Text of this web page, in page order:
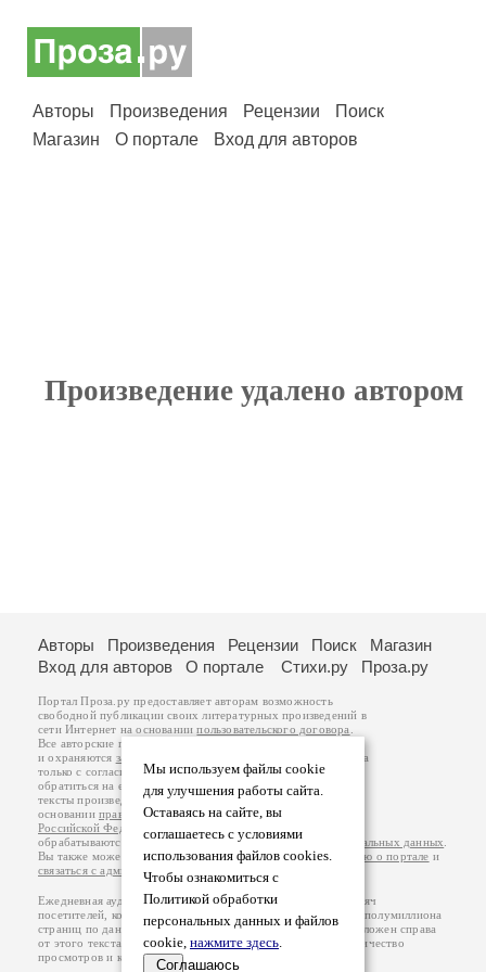
Авторы Произведения Рецензии
Поиск
Магазин
О портале Вход для авторов
Произведение удалено автором
Мы используем файлы cookie
для улучшения работы сайта.
Оставаясь на сайте, вы
соглашаетесь с условиями
использования файлов cookies.
Чтобы ознакомиться с
Политикой обработки
персональных данных и файлов
cookie, нажмите здесь.
Соглашаюсь
Авторы Произведения Рецензии Поиск
Магазин
Вход для авторов
О портале Стихи.ру Проза.ру
Портал Проза.ру предоставляет авторам возможность
свободной публикации своих литературных произведений в
сети Интернет на основаниипользовательского договора
Все авторские права на произведения принадлежат авторам
и охраняются законом
. Перепечатка произведений возможна
только с согласия его автора, к которому вы можете
обратиться на его авторской странице. Ответственность за
тексты произведений авторы несут самостоятельно на
основанииправил публикацииизаконодательства
Российской Федерации
обрабатываются на основанииПолитики обработки персональных данных
Вы также можете посмотреть более подробнуюинформацию о портале и
связаться с администрацией
Ежедневная аудитория портала Проза.ру – порядка 100 тысяч
посетителей, которые в общей сумме просматривают более полумиллиона
страниц по данным счетчика посещаемости, который расположен справа
от этого текста. В каждой графе указано по две цифры: количество
просмотров и количество посетителей.